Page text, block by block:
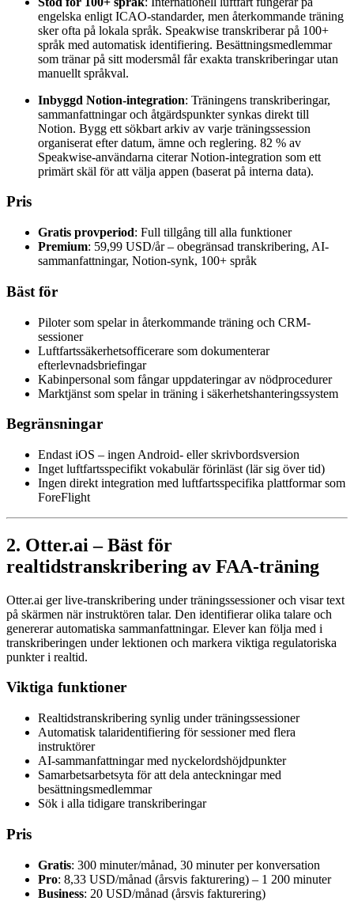
engelska enligt ICAO-standarder, men återkommande träning
sker ofta på lokala språk. Speakwise transkriberar på 100+
språk med automatisk identifiering. Besättningsmedlemmar
som tränar på sitt modersmål får exakta transkriberingar utan
manuellt språkval.
Inbyggd Notion-integration: Träningens transkriberingar,
sammanfattningar och åtgärdspunkter synkas direkt till
Notion. Bygg ett sökbart arkiv av varje träningssession
organiserat efter datum, ämne och reglering. 82 % av
Speakwise-användarna citerar Notion-integration som ett
primärt skäl för att välja appen (baserat på interna data).
Pris
Gratis provperiod: Full tillgång till alla funktioner
Premium: 59,99 USD/år – obegränsad transkribering, AI-
sammanfattningar, Notion-synk, 100+ språk
Bäst för
Piloter som spelar in återkommande träning och CRM-
sessioner
Luftfartssäkerhetsofficerare som dokumenterar
efterlevnadsbriefingar
Kabinpersonal som fångar uppdateringar av nödprocedurer
Marktjänst som spelar in träning i säkerhetshanteringssystem
Begränsningar
Endast iOS – ingen Android- eller skrivbordsversion
Inget luftfartsspecifikt vokabulär förinläst (lär sig över tid)
Ingen direkt integration med luftfartsspecifika plattformar som
ForeFlight
2. Otter.ai – Bäst för
realtidstranskribering av FAA-träning
Otter.ai ger live-transkribering under träningssessioner och visar text
på skärmen när instruktören talar. Den identifierar olika talare och
genererar automatiska sammanfattningar. Elever kan följa med i
transkriberingen under lektionen och markera viktiga regulatoriska
punkter i realtid.
Viktiga funktioner
Realtidstranskribering synlig under träningssessioner
Automatisk talaridentifiering för sessioner med flera
instruktörer
AI-sammanfattningar med nyckelordshöjdpunkter
Samarbetsarbetsyta för att dela anteckningar med
besättningsmedlemmar
Sök i alla tidigare transkriberingar
Pris
Gratis: 300 minuter/månad, 30 minuter per konversation
Pro: 8,33 USD/månad (årsvis fakturering) – 1 200 minuter
Business: 20 USD/månad (årsvis fakturering)